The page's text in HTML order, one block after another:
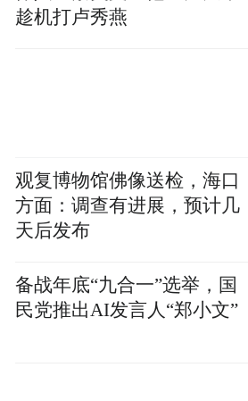
趁机打卢秀燕
观复博物馆佛像送检，海口
方面：调查有进展，预计几
天后发布
备战年底“九合一”选举，国
民党推出AI发言人“郑小文”